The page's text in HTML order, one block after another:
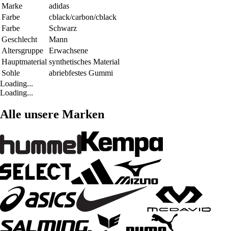
Marke
adidas
Farbe
cblack/carbon/cblack
Farbe
Schwarz
Geschlecht
Mann
Altersgruppe
Erwachsene
Hauptmaterial synthetisches Material
Sohle
abriebfestes Gummi
Loading...
Loading...
Alle unsere Marken